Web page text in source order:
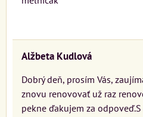
Alžbeta Kudlová
Dobrý deň, prosím Vás,
znovu renovovať už raz
pekne ďakujem za